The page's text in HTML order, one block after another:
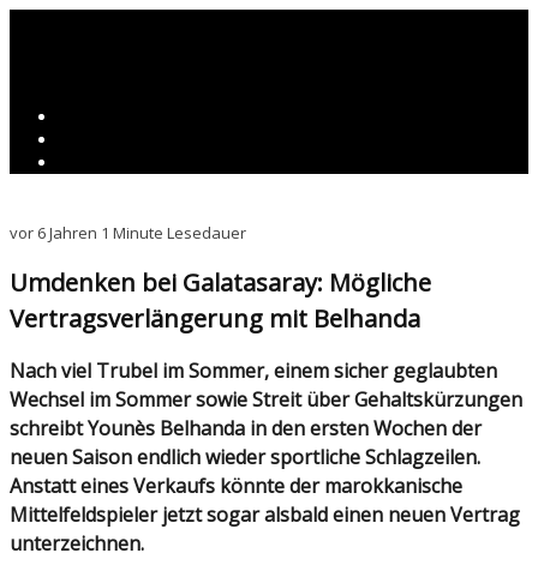
vor 6 Jahren 1 Minute Lesedauer
Umdenken bei Galatasaray: Mögliche
Vertragsverlängerung mit Belhanda
Nach viel Trubel im Sommer, einem sicher geglaubten
Wechsel im Sommer sowie Streit über Gehaltskürzungen
schreibt Younès Belhanda in den ersten Wochen der
neuen Saison endlich wieder sportliche Schlagzeilen.
Anstatt eines Verkaufs könnte der marokkanische
Mittelfeldspieler jetzt sogar alsbald einen neuen Vertrag
unterzeichnen.